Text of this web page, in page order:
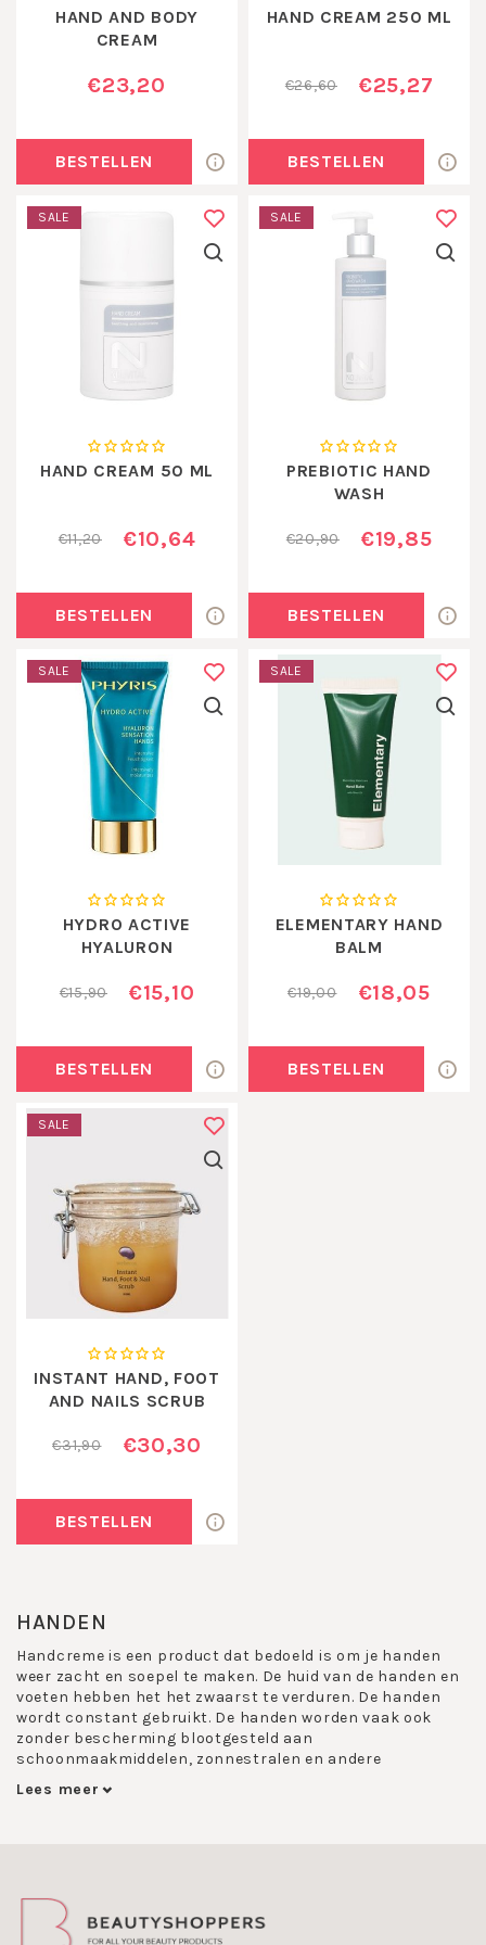
HAND AND BODY
CREAM
€23,20
BESTELLEN
HAND CREAM 250 ML
€26,60 €25,27
BESTELLEN
SALE
HAND CREAM 50 ML
€11,20 €10,64
BESTELLEN
SALE
PREBIOTIC HAND
WASH
€20,90 €19,85
BESTELLEN
SALE
HYDRO ACTIVE
HYALURON
€15,90 €15,10
BESTELLEN
SALE
ELEMENTARY HAND
BALM
€19,00 €18,05
BESTELLEN
SALE
INSTANT HAND, FOOT
AND NAILS SCRUB
€31,90 €30,30
BESTELLEN
HANDEN
Handcreme is een product dat bedoeld is om je handen
weer zacht en soepel te maken. De huid van de handen en
voeten hebben het het zwaarst te verduren. De handen
wordt constant gebruikt. De handen worden vaak ook
zonder bescherming blootgesteld aan
schoonmaakmiddelen, zonnestralen en andere
uitdrogen zullen versnellen.
handen ontwikkeld.
Lees meer